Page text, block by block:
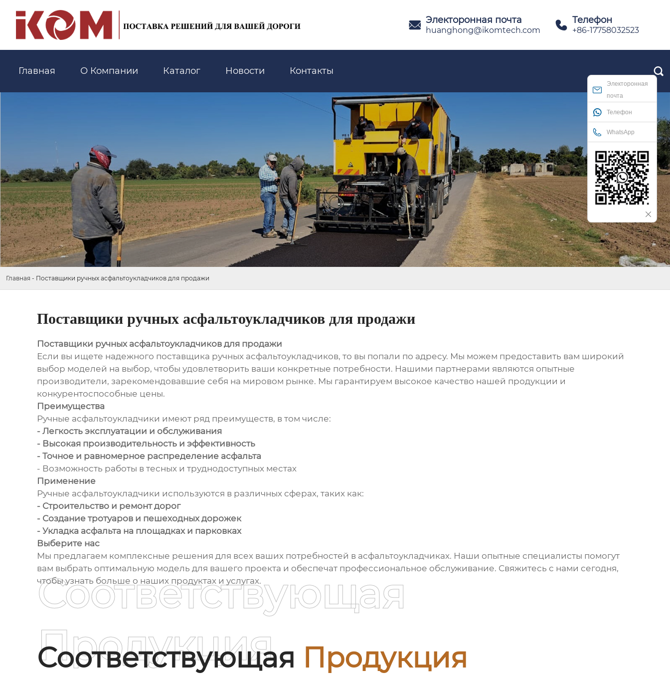
 Электоронная почта
huanghong@ikomtech.com  Телефон
+86-17758032523
Главная О Компании Каталог Новости Контакты 
Электоронная
почта
Телефон
WhatsApp
Главная - Поставщики ручных асфальтоукладчиков для продажи
Поставщики ручных асфальтоукладчиков для продажи
Поставщики ручных асфальтоукладчиков для продажи
Если вы ищете надежного поставщика ручных асфальтоукладчиков, то вы попали по адресу. Мы можем предоставить вам широкий
выбор моделей на выбор, чтобы удовлетворить ваши конкретные потребности. Нашими партнерами являются опытные
производители, зарекомендовавшие себя на мировом рынке. Мы гарантируем высокое качество нашей продукции и
конкурентоспособные цены.
Преимущества
Ручные асфальтоукладчики имеют ряд преимуществ, в том числе:
- Легкость эксплуатации и обслуживания
- Высокая производительность и эффективность
- Точное и равномерное распределение асфальта
- Возможность работы в тесных и труднодоступных местах
Применение
Ручные асфальтоукладчики используются в различных сферах, таких как:
- Строительство и ремонт дорог
- Создание тротуаров и пешеходных дорожек
- Укладка асфальта на площадках и парковках
Выберите нас
Мы предлагаем комплексные решения для всех ваших потребностей в асфальтоукладчиках. Наши опытные специалисты помогут
вам выбрать оптимальную модель для вашего проекта и обеспечат профессиональное обслуживание. Свяжитесь с нами сегодня,
чтобы узнать больше о наших продуктах и услугах.
Соответствующая Продукция
Соответствующая
Продукция